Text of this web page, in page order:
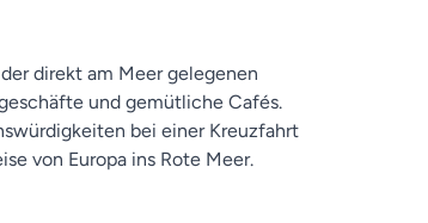
direkt am Meer gelegenen
und gemütliche Cafés.
bei einer Kreuzfahrt
von Europa ins Rote Meer.